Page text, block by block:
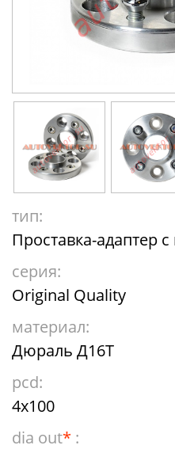
тип:
Проставка-адаптер
серия:
Original Quality
материал:
Дюраль Д16Т
pcd:
4x100
dia out* :